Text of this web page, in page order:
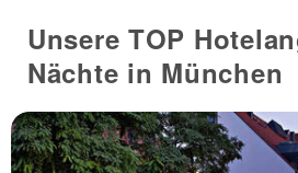
Unsere TOP
Nächte in München